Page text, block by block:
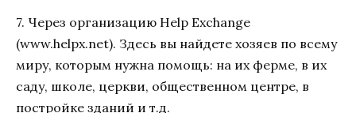
7. Через организацию Help Exchange
(www.helpx.net). Здесь вы найдете хозяев по всему
миру, которым нужна помощь: на их ферме, в их
саду, школе, церкви, общественном центре, в
постройке зданий и т.д.